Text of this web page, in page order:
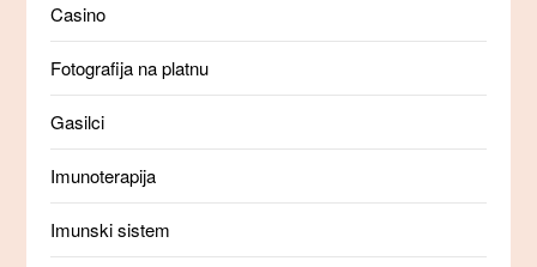
Casino
Fotografija na platnu
Gasilci
Imunoterapija
Imunski sistem